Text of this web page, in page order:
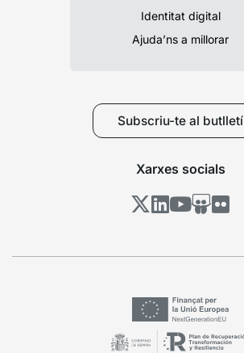
Identitat digital
Ajuda’ns a millorar
Subscriu-te al butlletí
Xarxes socials